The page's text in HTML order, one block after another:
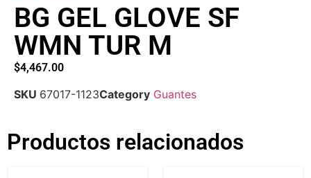
BG GEL GLOVE SF
WMN TUR M
$4,467.00
SKU 67017-1123Category Guantes
Productos relacionados